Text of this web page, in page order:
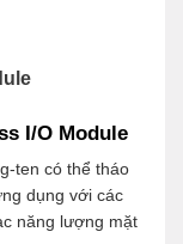
I/O Module
ten có thể tháo
dụng với các
năng lượng mặt